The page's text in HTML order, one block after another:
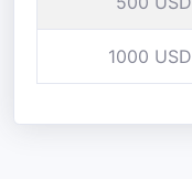
1000 USD